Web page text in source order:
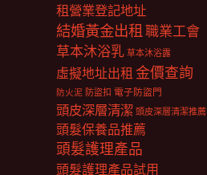
租營業登記地址
結婚黃金出租職業工會
草本沐浴乳 草本沐浴露
虛擬地址出租 金價查詢
防火泥 防盜扣 電子防盜門
頭皮深層清潔 頭皮深層清潔推薦
頭髮保養品推薦
頭髮護理產品
頭髮護理產品試用